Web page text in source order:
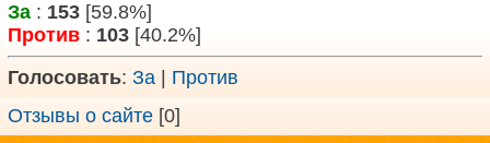
За : 153 [59.8%]
Против : 103 [40.2%]
Голосовать: За
Против
Отзывы о сайте [0]